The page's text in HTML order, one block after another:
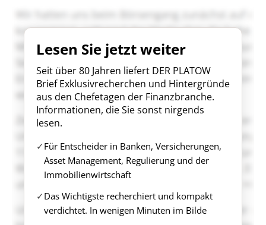
Lesen Sie jetzt weiter
Seit über 80 Jahren liefert DER PLATOW
Brief Exklusivrecherchen und Hintergründe
aus den Chefetagen der Finanzbranche.
Informationen, die Sie sonst nirgends
lesen.
Für Entscheider in Banken, Versicherungen,
Asset Management, Regulierung und der
Immobilienwirtschaft
Das Wichtigste recherchiert und kompakt
verdichtet. In wenigen Minuten im Bilde